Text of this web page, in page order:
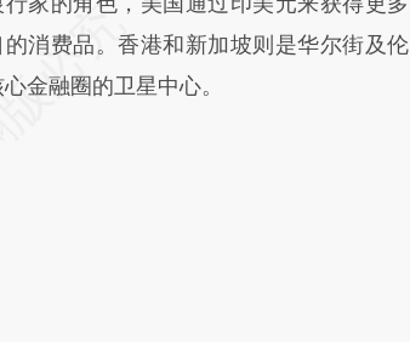
的消费品。香港和新加坡则是华尔街及伦
金融圈的卫星中心。